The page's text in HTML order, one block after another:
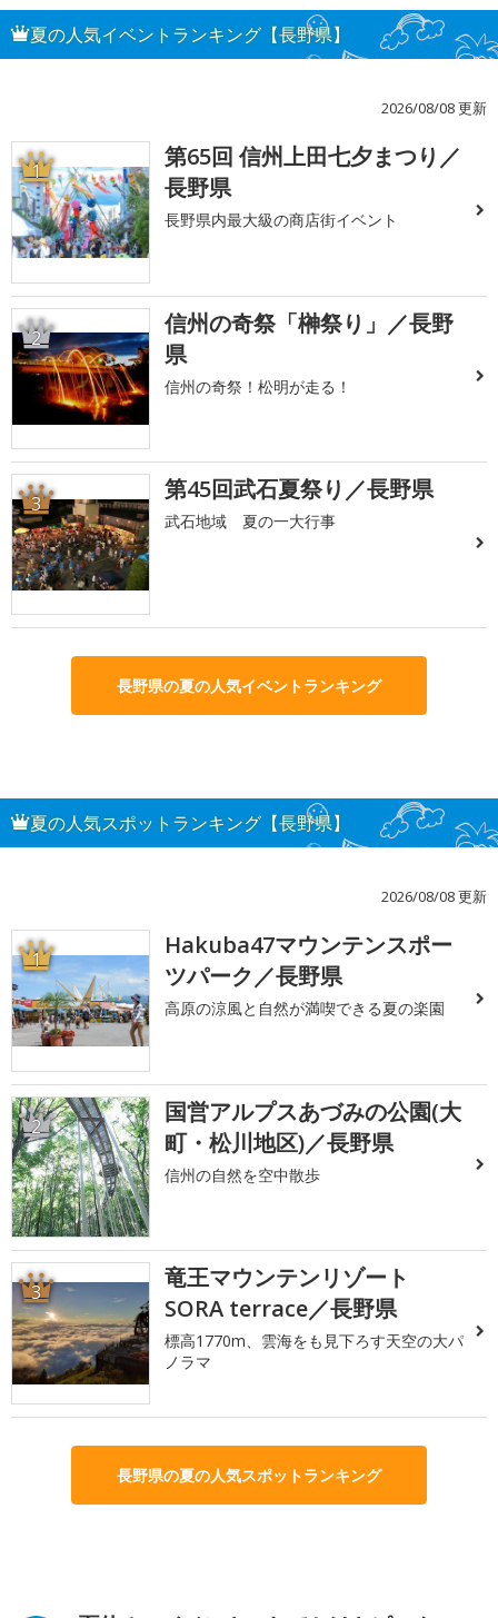
夏の人気イベントランキング【長野県】
2026/08/08 更新
1
第65回 信州上田七夕まつり／
長野県
長野県内最大級の商店街イベント
2
信州の奇祭「榊祭り」／長野
県
信州の奇祭！松明が走る！
3 第45回武石夏祭り／長野県
武石地域 夏の一大行事
長野県の夏の人気イベントランキング
夏の人気スポットランキング【長野県】
2026/08/08 更新
1
Hakuba47マウンテンスポー
ツパーク／長野県
高原の涼風と自然が満喫できる夏の楽園
2
国営アルプスあづみの公園(大
町・松川地区)／長野県
信州の自然を空中散歩
3
竜王マウンテンリゾート
SORA terrace／長野県
標高1770m、雲海をも見下ろす天空の大パ
ノラマ
長野県の夏の人気スポットランキング